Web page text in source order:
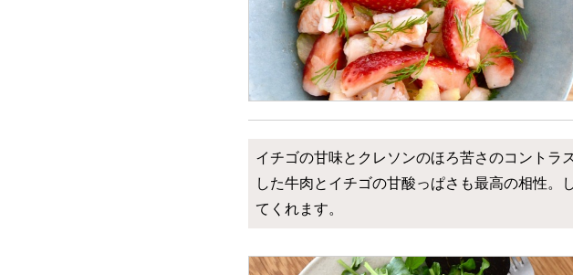
イチゴの甘味とクレソンのほろ苦さのコントラ
した牛肉とイチゴの甘酸っぱさも最高の相性。
てくれます。